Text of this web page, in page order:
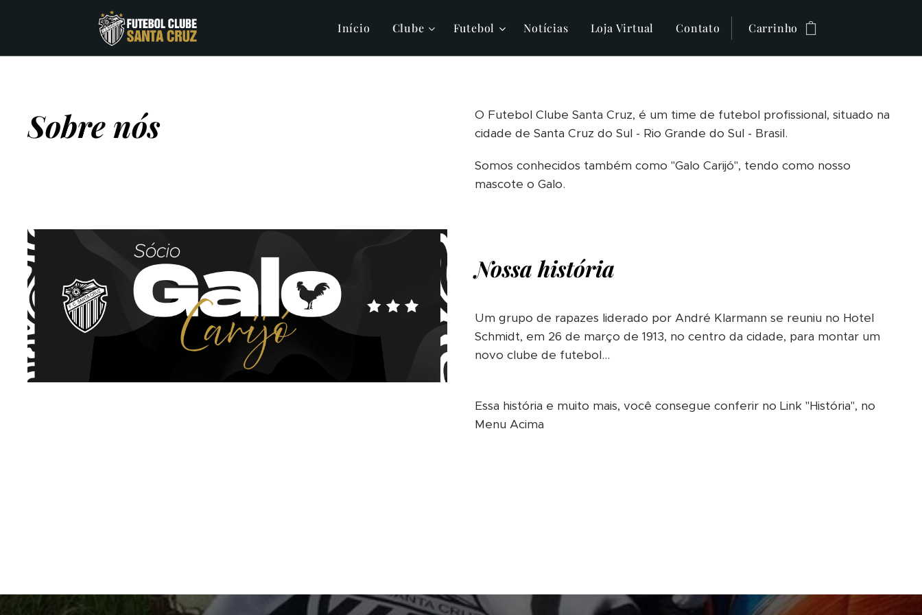
Início Clube Futebol Notícias Loja Virtual Contato Carrinho
Sobre nós
O Futebol Clube Santa Cruz, é um time de futebol profissional, situado na
cidade de Santa Cruz do Sul - Rio Grande do Sul - Brasil.
Somos conhecidos também como "Galo Carijó", tendo como nosso
mascote o Galo.
Nossa história
Um grupo de rapazes liderado por André Klarmann se reuniu no Hotel
Schmidt, em 26 de março de 1913, no centro da cidade, para montar um
novo clube de futebol...
Essa história e muito mais, você consegue conferir no Link "História", no
Menu Acima